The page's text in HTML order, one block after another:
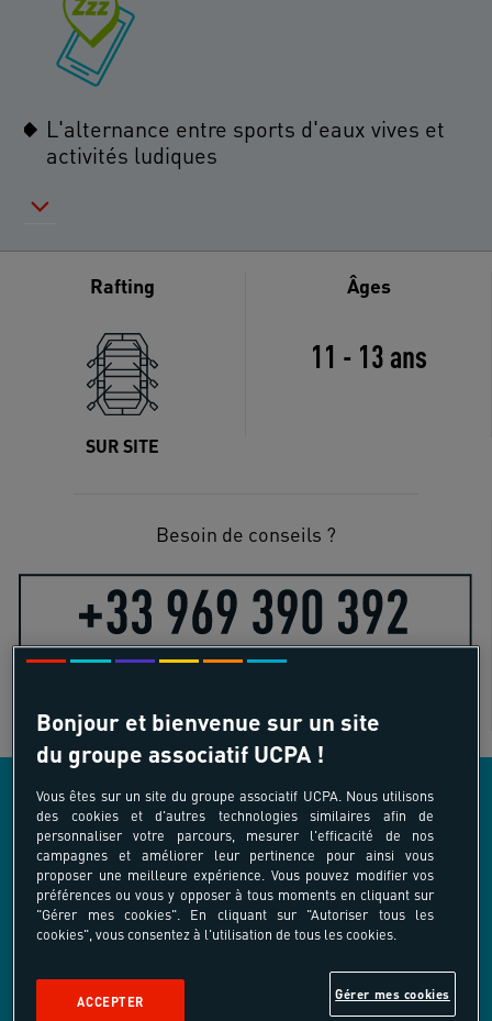
L'alternance entre sports d'eaux vives et
activités ludiques
Rafting
SUR SITE
Âges
11 - 13 ans
Besoin de conseils ?
LES AUTRES ACTIVITÉS COMPRISES DANS
L’OFFRE
Bonjour et bienvenue sur un site
du groupe associatif UCPA !
Vous êtes sur un site du groupe associatif UCPA. Nous utilisons
des cookies et d'autres technologies similaires afin de
personnaliser votre parcours, mesurer l'efficacité de nos
campagnes et améliorer leur pertinence pour ainsi vous
proposer une meilleure expérience. Vous pouvez modifier vos
préférences ou vous y opposer à tous moments en cliquant sur
"Gérer mes cookies". En cliquant sur "Autoriser tous les
cookies", vous consentez à l'utilisation de tous les cookies.
Gérer mes cookies
ACCEPTER